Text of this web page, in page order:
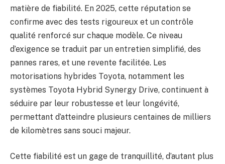
matière de fiabilité. En 2025, cette réputation se
confirme avec des tests rigoureux et un contrôle
qualité renforcé sur chaque modèle. Ce niveau
d’exigence se traduit par un entretien simplifié, des
pannes rares, et une revente facilitée. Les
motorisations hybrides Toyota, notamment les
systèmes Toyota Hybrid Synergy Drive, continuent à
séduire par leur robustesse et leur longévité,
permettant d’atteindre plusieurs centaines de milliers
de kilomètres sans souci majeur.
Cette fiabilité est un gage de tranquillité, d’autant plus